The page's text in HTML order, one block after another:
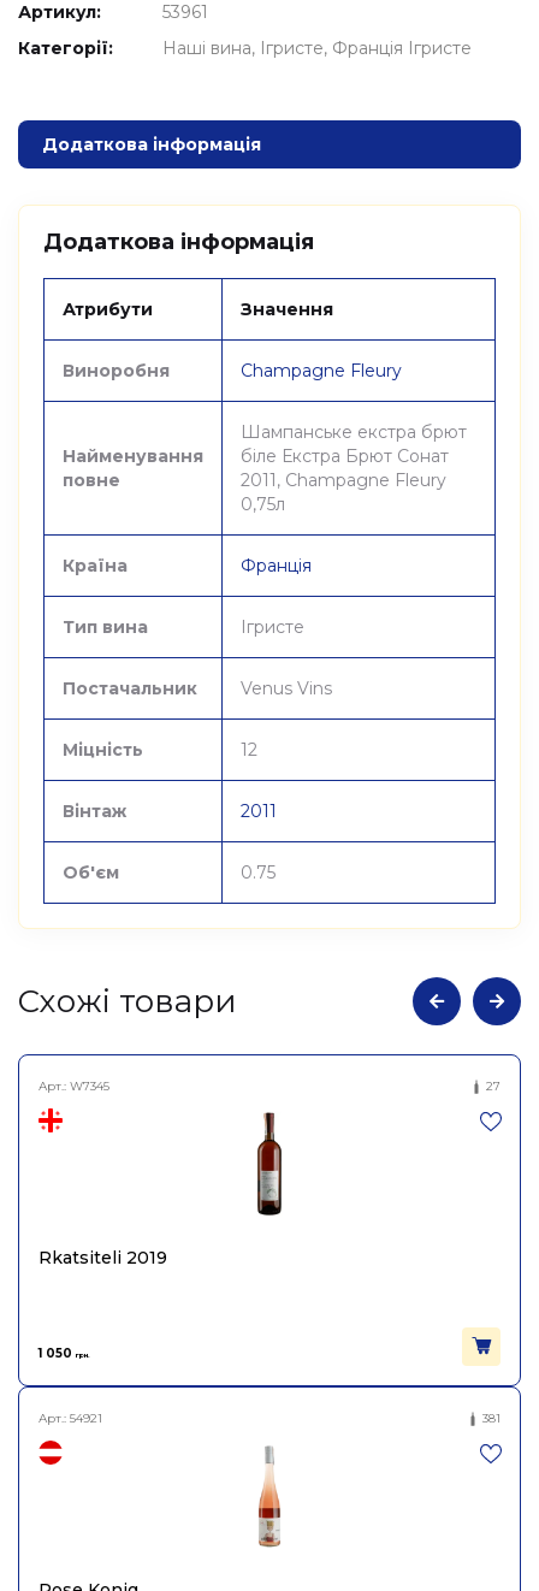
Артикул:
53961
Категорії:
Наші вина Ігристе Франція Ігристе
Додаткова інформація
Додаткова інформація
Атрибути Значення
Виноробня Champagne Fleury
Найменування
повне
Шампанське екстра брют
біле Екстра Брют Сонат
2011, Champagne Fleury
0,75л
Країна Франція
Тип вина Ігристе
Постачальник Venus Vins
Міцність 12
Вінтаж 2011
Об'єм 0.75
Cхожі товари
Арт.: W7345 27
Rkatsiteli 2019
1 050 грн.
Арт.: 54921 381